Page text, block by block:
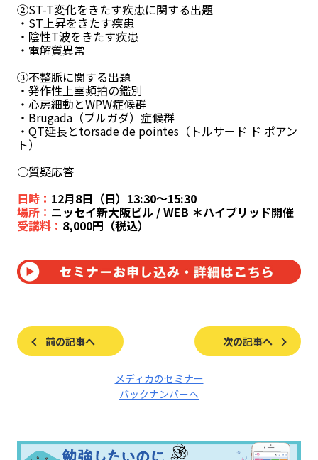
②ST-T変化をきたす疾患に関する出題
・ST上昇をきたす疾患
・陰性T波をきたす疾患
・電解質異常
③不整脈に関する出題
・発作性上室頻拍の鑑別
・心房細動とWPW症候群
・Brugada（ブルガダ）症候群
・QT延長とtorsade de pointes（トルサード ド ポアン
ト）
○質疑応答
日時： 12月8日（日）13:30～15:30
場所： ニッセイ新大阪ビル / WEB ＊ハイブリッド開催
受講料： 8,000円（税込）
前の記事へ 次の記事へ
メディカのセミナー
バックナンバーへ